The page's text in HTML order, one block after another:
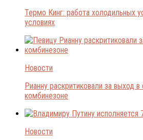
Термо Кинг: работа холодильных
условиях
Новости
Рианну раскритиковали за выход
комбинезоне
Новости